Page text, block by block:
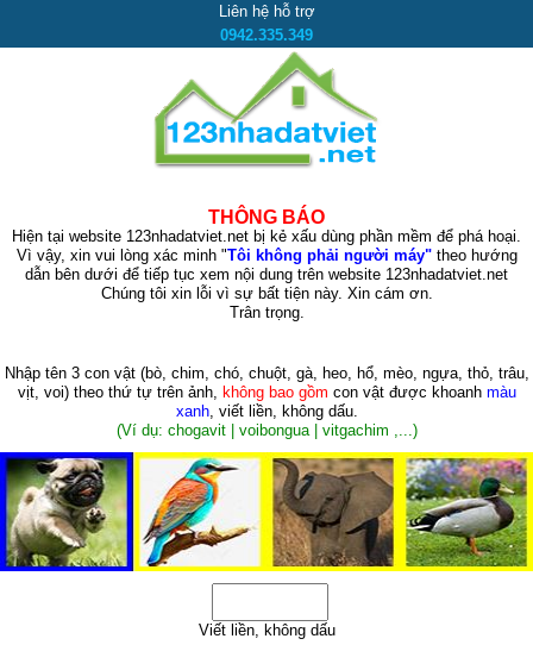
Liên hệ hỗ trợ
0942.335.349
THÔNG BÁO
Hiện tại website 123nhadatviet.net bị kẻ xấu dùng phần mềm để phá hoại.
Vì vậy, xin vui lòng xác minh "Tôi không phải người máy"theo hướng
dẫn bên dưới để tiếp tục xem nội dung trên website 123nhadatviet.net
Chúng tôi xin lỗi vì sự bất tiện này. Xin cám ơn.
Trân trọng.
Nhập tên 3 con vật (bò, chim, chó, chuột, gà, heo, hổ, mèo, ngựa, thỏ, trâu,
vịt, voi)theo thứ tự trên ảnh, không bao gồm con vật được khoanh màu
xanh, viết liền, không dấu.
(Ví dụ: chogavit | voibongua | vitgachim ,...)
Viết liền, không dấu